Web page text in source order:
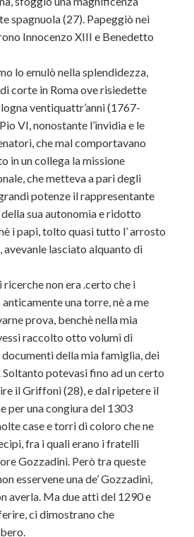
spagnuola (27). Papeggiò nei
Innocenzo XIII e Benedetto
lo emulò nella splendidezza,
corte in Roma ove risiedette
ventiquattr’anni (1767-
VI, nonostante l’invidia e le
che mal comportavano
in un collega la missione
che metteva a pari degli
potenze il rappresentante
sua autonomìa e ridotto
i papi, tolto quasi tutto l’ arrosto
avevanle lasciato alquanto di
non era .certo che i
una torre, nè a me
prova, benchè nella mia
raccolto otto volumi di
della mia famiglia, dei
Soltanto potevasi fino ad un certo
il Griffoni (28), e dal ripetere il
per una congiura del 1303
case e torri di coloro che ne
fra i quali erano i fratelli
Gozzadini. Però tra queste
esservene una de’ Gozzadini,
averla. Ma due atti del 1290 e
ci dimostrano che